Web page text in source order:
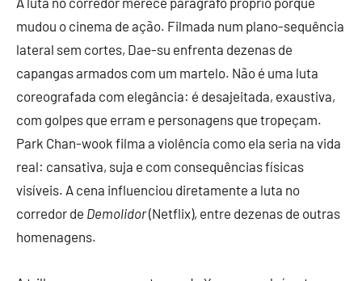
mudou o cinema de ação. Filmada num plano-sequência
lateral sem cortes, Dae-su enfrenta dezenas de
capangas armados com um martelo. Não é uma luta
coreografada com elegância: é desajeitada, exaustiva,
com golpes que erram e personagens que tropeçam.
Park Chan-wook filma a violência como ela seria na vida
real: cansativa, suja e com consequências físicas
visíveis. A cena influenciou diretamente a luta no
corredor de Demolidor(Netflix), entre dezenas de outras
homenagens.